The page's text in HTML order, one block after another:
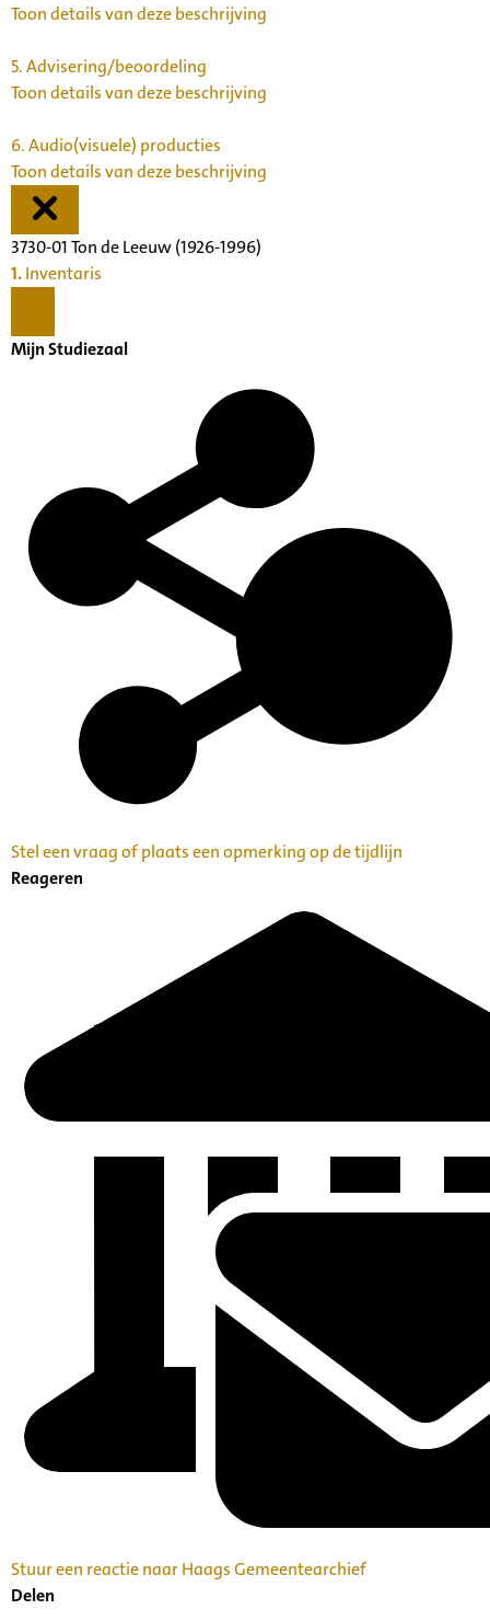
Toon details van deze beschrijving
5.Advisering/beoordeling
Toon details van deze beschrijving
6.Audio(visuele) producties
Toon details van deze beschrijving
3730-01 Ton de Leeuw (1926-1996)
1.Inventaris
Mijn Studiezaal
Stel een vraag of plaats een opmerking op de tijdlijn
Reageren
Stuur een reactie naar Haags Gemeentearchief
Delen